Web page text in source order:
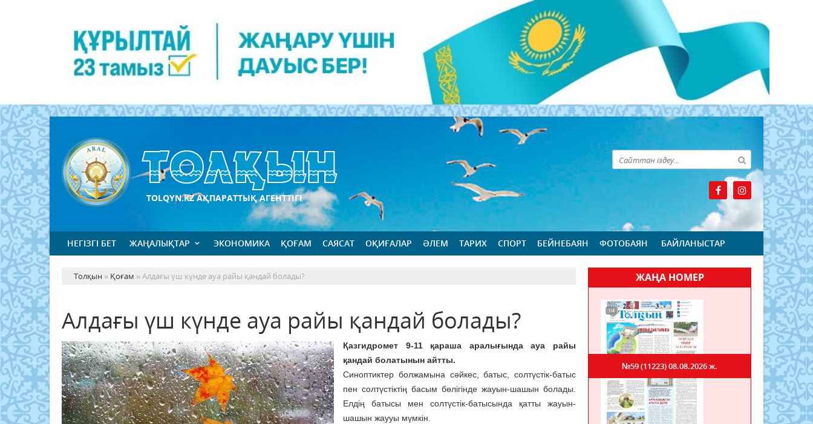
TOLQYN.KZ АҚПАРАТТЫҚ АГЕНТТІГІ
НЕГІЗГІ БЕТ ЖАҢАЛЫҚТАР ЭКОНОМИКА ҚОҒАМ САЯСАТ ОҚИҒАЛАР ӘЛЕМ ТАРИХ СПОРТ БЕЙНЕБАЯН ФОТОБАЯН БАЙЛАНЫСТАР
Толқын » Қоғам » Алдағы үш күнде ауа райы қандай болады?
Алдағы үш күнде ауа райы қандай болады?
Қазгидромет 9-11 қараша аралығында ауа райы
қандай болатынын айтты.
Синоптиктер болжамына сәйкес, батыс, солтүстік-батыс
пен солтүстіктің басым бөлігінде жауын-шашын болады.
Елдің батысы мен солтүстік-батысында қатты жауын-
шашын жаууы мүмкін.
ЖАҢА НОМЕР
№59 (11223)08.08.2026 ж.